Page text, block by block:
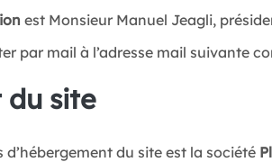
est Monsieur Manuel Jeagli,
par mail à l’adresse mail suivante
du site
du site est la société